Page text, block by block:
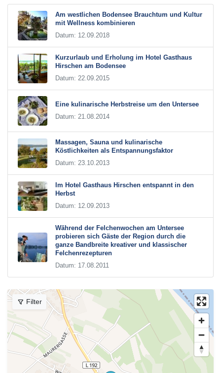
Am westlichen Bodensee Brauchtum und Kultur
mit Wellness kombinieren
Datum: 12.09.2018
Kurzurlaub und Erholung im Hotel Gasthaus
Hirschen am Bodensee
Datum: 22.09.2015
Eine kulinarische Herbstreise um den Untersee
Datum: 21.08.2014
Massagen, Sauna und kulinarische
Köstlichkeiten als Entspannungsfaktor
Datum: 23.10.2013
Im Hotel Gasthaus Hirschen entspannt in den
Herbst
Datum: 12.09.2013
Während der Felchenwochen am Untersee
probieren sich Gäste der Region durch die
ganze Bandbreite kreativer und klassischer
Felchenrezepturen
Datum: 17.08.2011
Filter